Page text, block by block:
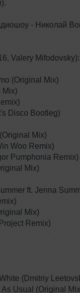
- Николай
Valery Mifodovsky):
(Original Mix)
Mix)
Disco Bootleg)
Mix)
Woo Remix)
Pumphonia Remix)
Mix)
ft. Jenna
Mix)
Remix)
(Dmitriy
As Usual (Original